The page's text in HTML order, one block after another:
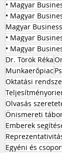
• Magyar
• Magyar
Magyar
• Magyar
• Magyar
Dr. Török Réka
Munkaerőpiac
Oktatási
Olvasás
Önismereti
Emberek
Egyéni és